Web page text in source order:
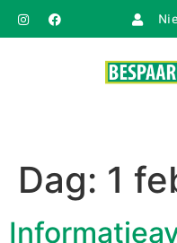
Dag: 1